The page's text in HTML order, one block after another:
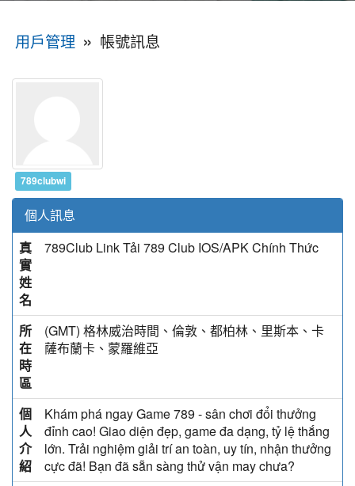
用戶管理 » 帳號訊息
789clubwi
個人訊息
真
實
姓
名
789Club Link Tải 789 Club IOS/APK Chính Thức
所
在
時
區
(GMT) 格林威治時間、倫敦、都柏林、里斯本、卡
薩布蘭卡、蒙羅維亞
個
人
介
紹
Khám phá ngay Game 789 - sân chơi đổi thưởng
đỉnh cao! Giao diện đẹp, game đa dạng, tỷ lệ thắng
lớn. Trải nghiệm giải trí an toàn, uy tín, nhận thưởng
cực đã! Bạn đã sẵn sàng thử vận may chưa?